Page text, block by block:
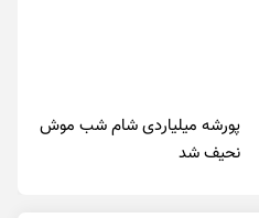
پورشه میلیاردی شام شب موش‌
نحیف شد